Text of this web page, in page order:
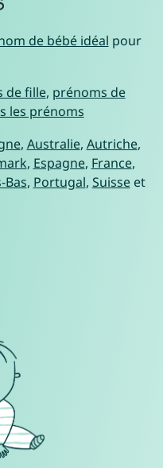
de bébé idéal pour
de fille, prénoms de
les prénoms
, Australie, Autriche,
, Espagne, France,
Bas, Portugal, Suisseet